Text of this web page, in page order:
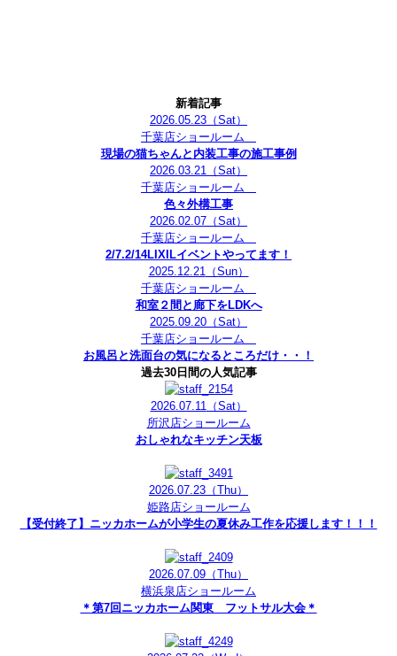
新着記事
2026.05.23 （Sat）
千葉店ショールーム
現場の猫ちゃんと内装工事の施工事例
2026.03.21 （Sat）
千葉店ショールーム
色々外構工事
2026.02.07 （Sat）
千葉店ショールーム
2/7.2/14LIXILイベントやってます！
2025.12.21（Sun）
千葉店ショールーム
和室２間と廊下をLDKへ
2025.09.20 （Sat）
千葉店ショールーム
お風呂と洗面台の気になるところだけ・・！
過去30日間の人気記事
2026.07.11（Sat）
所沢店ショールーム
おしゃれなキッチン天板
2026.07.23 （Thu）
姫路店ショールーム
【受付終了】ニッカホームが小学生の夏休み工作を応援します！！！
2026.07.09 （Thu）
横浜泉店ショールーム
＊第7回ニッカホーム関東 フットサル大会＊